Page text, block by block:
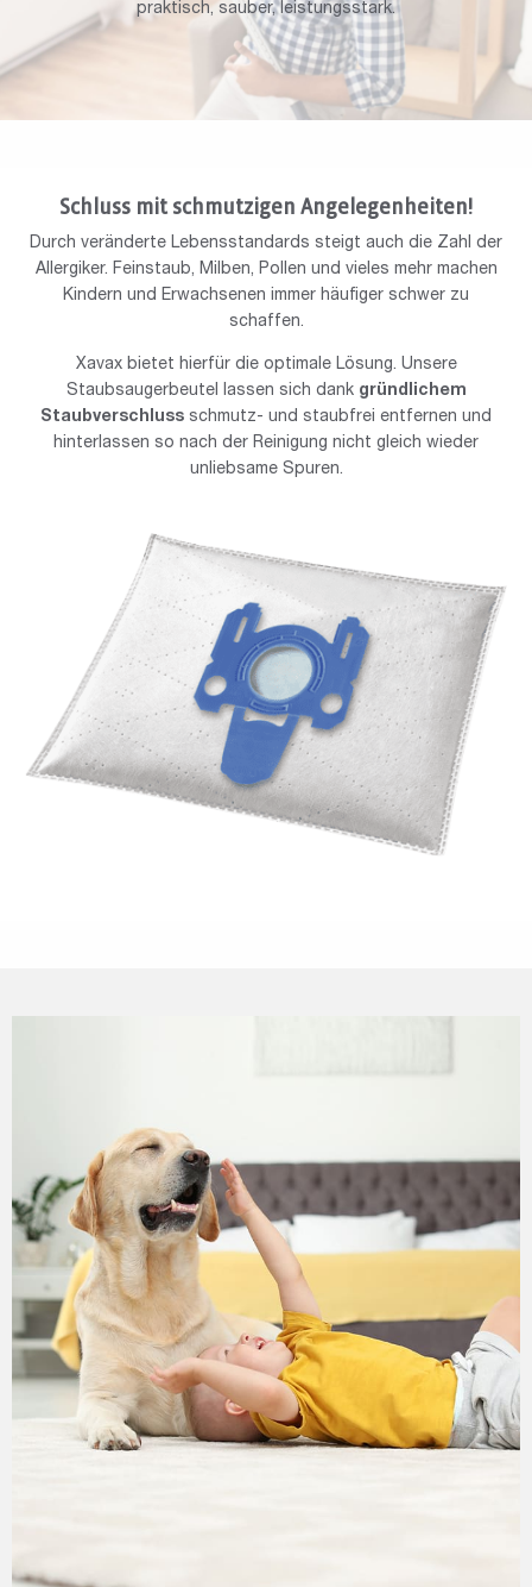
praktisch, sauber, leistungsstark.
Schluss mit schmutzigen Angelegenheiten!
Durch veränderte Lebensstandards steigt auch die Zahl der
Allergiker. Feinstaub, Milben, Pollen und vieles mehr machen
Kindern und Erwachsenen immer häufiger schwer zu
schaffen.
Xavax bietet hierfür die optimale Lösung. Unsere
Staubsaugerbeutel lassen sich dank gründlichem
Staubverschluss schmutz- und staubfrei entfernen und
hinterlassen so nach der Reinigung nicht gleich wieder
unliebsame Spuren.